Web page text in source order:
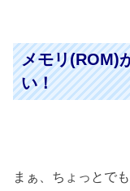
メモリ(ROM)
い！
まぁ、ちょっとで